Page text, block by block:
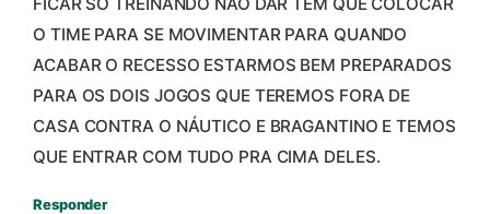
O TIME PARA SE MOVIMENTAR PARA QUANDO
ACABAR O RECESSO ESTARMOS BEM PREPARADOS
PARA OS DOIS JOGOS QUE TEREMOS FORA DE
CASA CONTRA O NÁUTICO E BRAGANTINO E TEMOS
QUE ENTRAR COM TUDO PRA CIMA DELES.
Responder